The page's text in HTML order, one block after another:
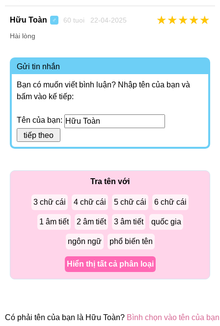
Hữu Toàn ♂ 60 tuoi 22-04-2025 ★★★★★
Hài lòng
Gửi tin nhắn
Bạn có muốn viết bình luận? Nhập tên của bạn và
bấm vào kế tiếp:
Tên của bạn:
Tra tên với
3 chữ cái 4 chữ cái 5 chữ cái 6 chữ cái
1 âm tiết 2 âm tiết 3 âm tiết quốc gia
ngôn ngữ phổ biến tên
Hiển thị tất cả phân loại
Có phải tên của bạn là Hữu Toàn? Bình chọn vào tên của bạn